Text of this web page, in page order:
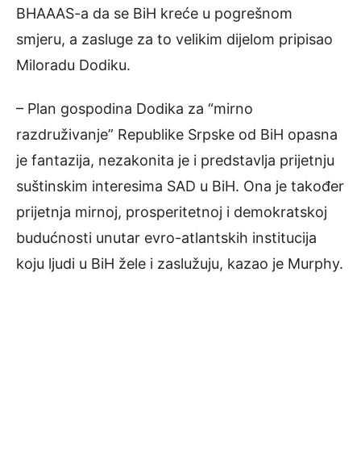
BHAAAS-a da se BiH kreće u pogrešnom
smjeru, a zasluge za to velikim dijelom pripisao
Miloradu Dodiku.
– Plan gospodina Dodika za “mirno
razdruživanje” Republike Srpske od BiH opasna
je fantazija, nezakonita je i predstavlja prijetnju
suštinskim interesima SAD u BiH. Ona je također
prijetnja mirnoj, prosperitetnoj i demokratskoj
budućnosti unutar evro-atlantskih institucija
koju ljudi u BiH žele i zaslužuju, kazao je Murphy.